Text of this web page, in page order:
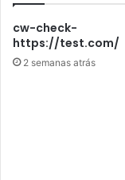
cw-check-
https://test.com/
2 semanas atrás